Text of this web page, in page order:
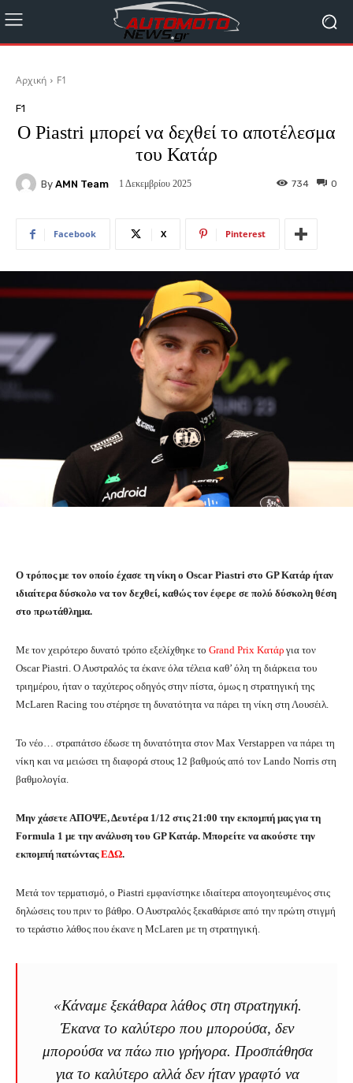
Αρχική F1
F1
Ο Piastri μπορεί να δεχθεί το αποτέλεσμα
του Κατάρ
By AMN Team 1 Δεκεμβρίου 2025 0
734
Facebook X Pinterest
O τρόπος με τον οποίο έχασε τη νίκη ο Oscar Piastri στο GP Κατάρ ήταν
ιδιαίτερα δύσκολο να τον δεχθεί, καθώς τον έφερε σε πολύ δύσκολη θέση
στο πρωτάθλημα.
Με τον χειρότερο δυνατό τρόπο εξελίχθηκε το Grand Prix Κατάρ για τον
Oscar Piastri. Ο Αυστραλός τα έκανε όλα τέλεια καθ’ όλη τη διάρκεια του
τριημέρου, ήταν ο ταχύτερος οδηγός στην πίστα, όμως η στρατηγική της
McLaren Racing του στέρησε τη δυνατότητα να πάρει τη νίκη στη Λουσέιλ.
Το νέο… στραπάτσο έδωσε τη δυνατότητα στον Max Verstappen να πάρει τη
νίκη και να μειώσει τη διαφορά στους 12 βαθμούς από τον Lando Norris στη
βαθμολογία.
Μην χάσετε ΑΠΟΨΕ, Δευτέρα 1/12 στις 21:00 την εκπομπή μας για τη
Formula 1 με την ανάλυση του GP Κατάρ. Μπορείτε να ακούστε την
εκπομπή πατώνταςΕΔΩ.
Μετά τον τερματισμό, ο Piastri εμφανίστηκε ιδιαίτερα απογοητευμένος στις
δηλώσεις του πριν το βάθρο. Ο Αυστραλός ξεκαθάρισε από την πρώτη στιγμή
το τεράστιο λάθος που έκανε η McLaren με τη στρατηγική.
«Κάναμε ξεκάθαρα λάθος στη στρατηγική.
Έκανα το καλύτερο που μπορούσα, δεν
μπορούσα να πάω πιο γρήγορα. Προσπάθησα
για το καλύτερο αλλά δεν ήταν γραφτό να